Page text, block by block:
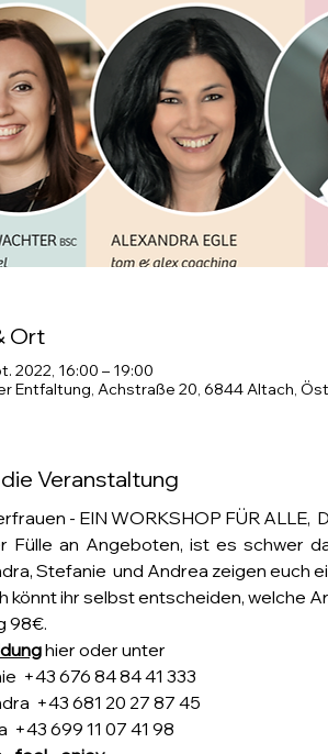
Ort
2022, 16:00 – 19:00
Entfaltung, Achstraße 20, 6844 Altach,
Veranstaltung
- EIN WORKSHOP FÜR ALLE,
Fülle  an  Angeboten,  ist  es  schwer
Stefanie  und Andrea zeigen euch
könnt ihr selbst entscheiden, welche
98€.
hier oder unter
+43 676 84 84 41 333
+43 681 20 27 87 45
+43 699 11 07 41 98